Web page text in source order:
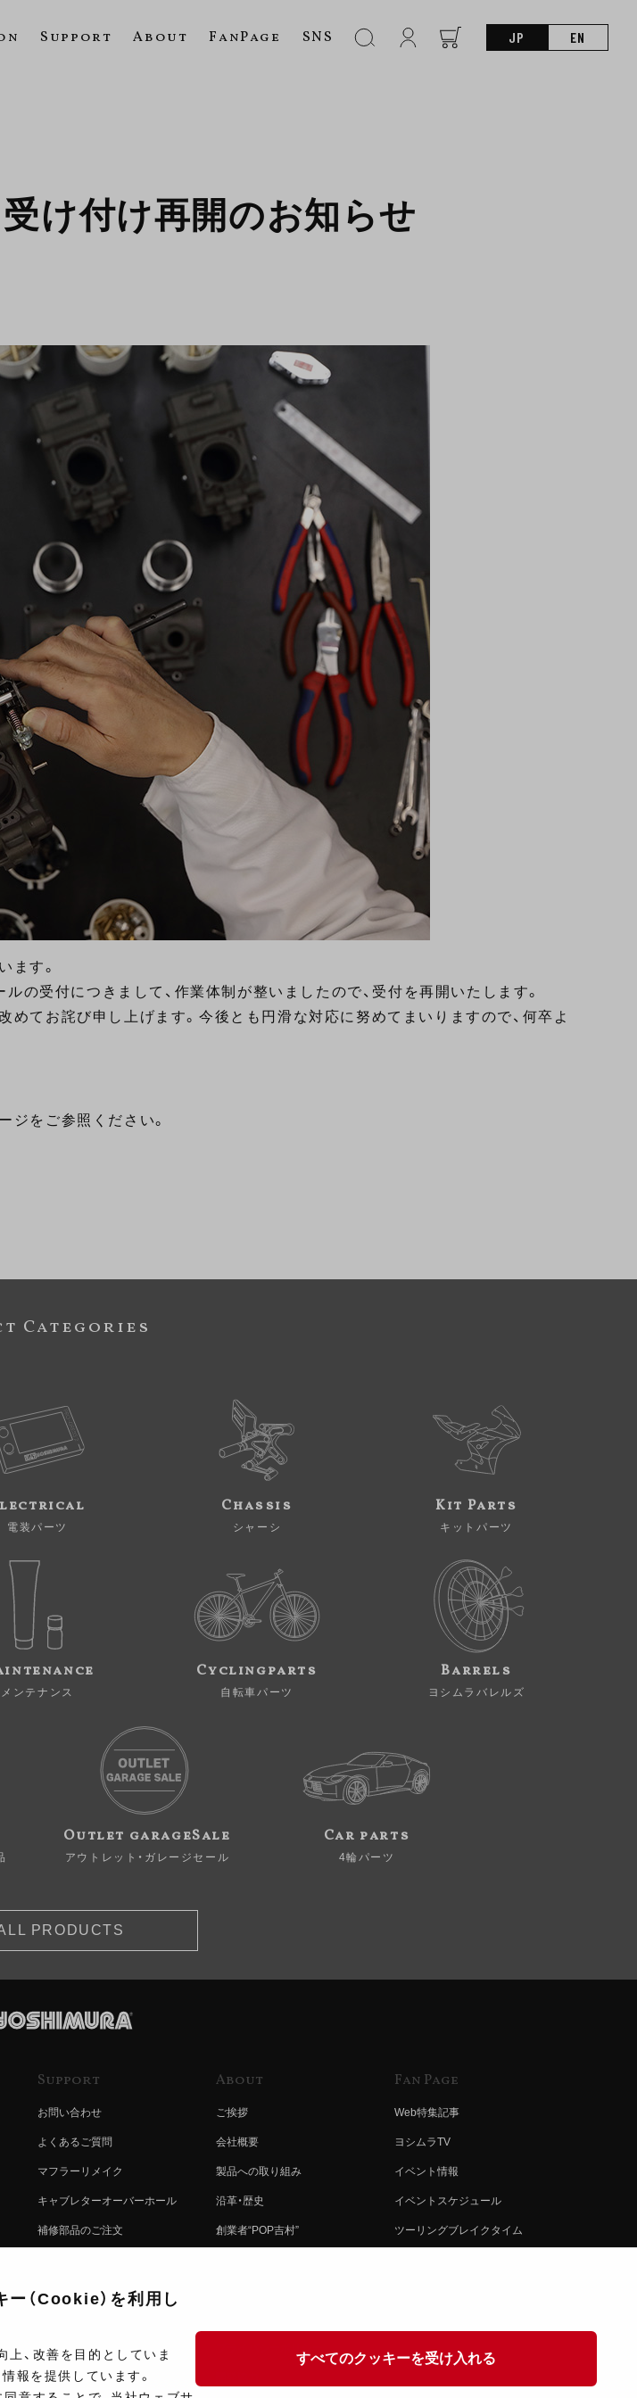
Support About FanPage SNS JP EN
け付け再開のお知らせ
ます。
受付につきまして、作業体制が整いましたので、受付を再開いたします。
てお詫び申し上げます。今後とも円滑な対応に努めてまいりますので、何卒よ
ジをご参照ください。
Categories
電装パーツ
Chassis
シャーシ
Kit Parts
キットパーツ
メンテナンス
Cyclingparts
自転車パーツ
Barrels
ヨシムラバレルズ
Outlet garageSale
アウトレット・ガレージセール
Car parts
4輪パーツ
PRODUCTS
Support
お問い合わせ
よくあるご質問
マフラーリメイク
キャブレターオーバーホール
補修部品のご注文
製品に関する重要なお知らせ
ポイントについて
ショップ情報
About
ご挨拶
会社概要
製品への取り組み
沿革・歴史
創業者“POP吉村”
Fan Page
Web特集記事
ヨシムラTV
イベント情報
イベントスケジュール
ツーリングブレイクタイム
（Cookie）を利用し
、改善を目的としていま
報を提供しています。
すべてのクッキーを受け入れる